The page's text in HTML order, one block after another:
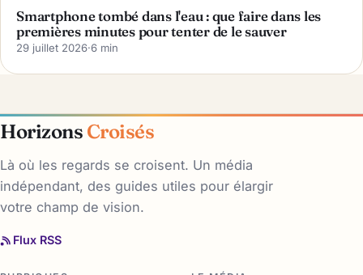
Smartphone tombé dans l'eau : que faire dans les
premières minutes pour tenter de le sauver
29 juillet 2026·6 min
Horizons Croisés
Là où les regards se croisent. Un média
indépendant, des guides utiles pour élargir
votre champ de vision.
Flux RSS